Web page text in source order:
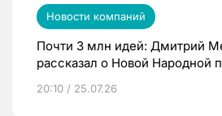
Новости компаний
Почти 3 млн идей: Дмитрий
рассказал о Новой Народной
20:10 / 25.07.26